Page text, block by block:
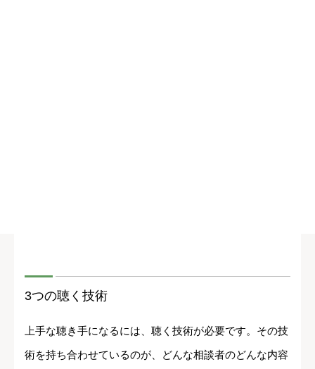
3つの聴く技術
上手な聴き手になるには、聴く技術が必要です。その技
術を持ち合わせているのが、どんな相談者のどんな内容